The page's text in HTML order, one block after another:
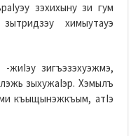
зэхихыну зи гум
химыутауэ
зигъэзэхуэжмэ,
зыхужаIэр. Хэмылъ
къыщынэжкъым, атIэ